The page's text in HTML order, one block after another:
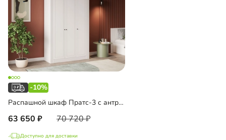
-10%
Распашной шкаф Пратс-3 с антресолью
63 650 70 720
Доступно для доставки